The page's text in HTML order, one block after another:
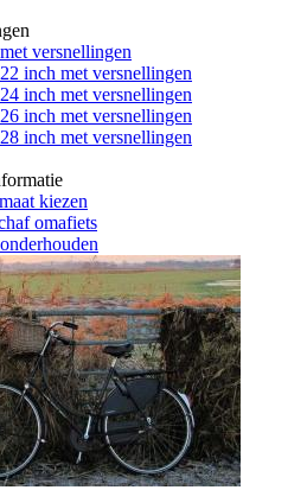
versnellingen
inch met versnellingen
inch met versnellingen
inch met versnellingen
inch met versnellingen
kiezen
omafiets